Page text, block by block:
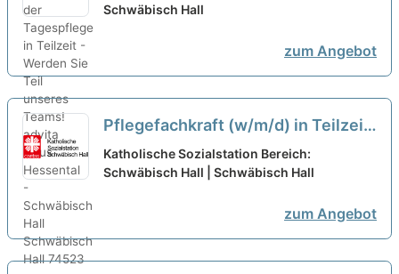
Sie Teil unseres Teams!
Schwäbisch Hall
zum Angebot
Pflegefachkraft (w/m/d) in Teilzeit
oder geringfügiger Beschäftigung -
Hier macht Arbeiten Spaß!
Katholische Sozialstation Bereich:
Schwäbisch Hall | Schwäbisch Hall
zum Angebot